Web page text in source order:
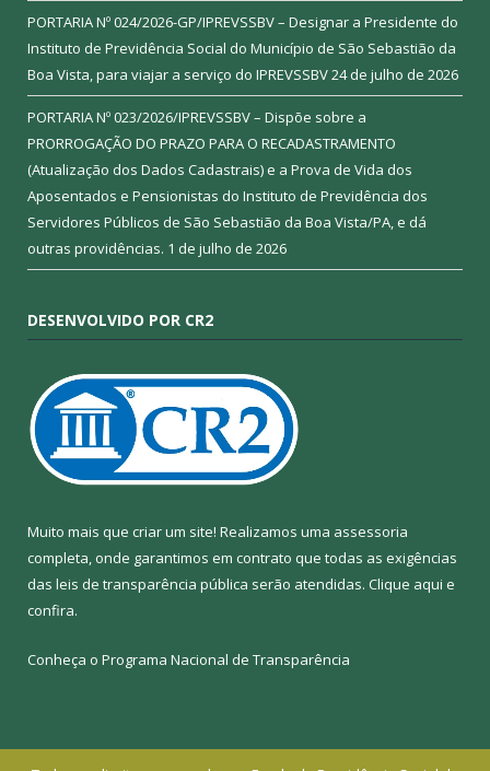
PORTARIA Nº 024/2026-GP/IPREVSSBV – Designar a Presidente do
Instituto de Previdência Social do Município de São Sebastião da
Boa Vista, para viajar a serviço do IPREVSSBV24 de julho de 2026
PORTARIA Nº 023/2026/IPREVSSBV – Dispõe sobre a
PRORROGAÇÃO DO PRAZO PARA O RECADASTRAMENTO
(Atualização dos Dados Cadastrais) e a Prova de Vida dos
Aposentados e Pensionistas do Instituto de Previdência dos
Servidores Públicos de São Sebastião da Boa Vista/PA, e dá
outras providências. 1 de julho de 2026
DESENVOLVIDO POR CR2
Muito mais que criar um site! Realizamos uma assessoria
completa, onde garantimos em contrato que todas as exigências
das leis de transparência pública serão atendidas. Clique aqui e
confira.
Conheça o Programa Nacional de Transparência